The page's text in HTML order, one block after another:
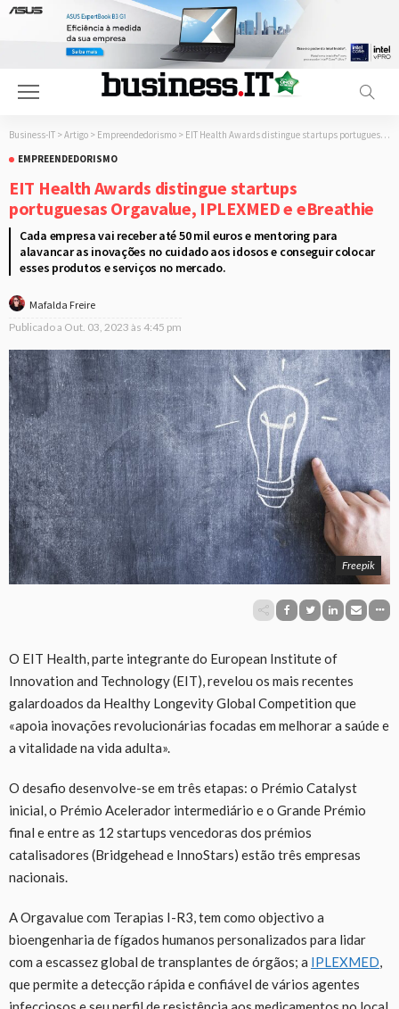
Business-IT > Artigo > Empreendedorismo > EIT Health Awards distingue startups portuguesas Orgavalue, IPLEXMED e eBreathie
EMPREENDEDORISMO
EIT Health Awards distingue startups
portuguesas Orgavalue, IPLEXMED e eBreathie
Cada empresa vai receber até 50 mil euros e mentoring para
alavancar as inovações no cuidado aos idosos e conseguir colocar
esses produtos e serviços no mercado.
Mafalda Freire
Publicado a Out. 03, 2023 às 4:45 pm
Freepik
O EIT Health, parte integrante do European Institute of
Innovation and Technology (EIT), revelou os mais recentes
galardoados da Healthy Longevity Global Competition que
«apoia inovações revolucionárias focadas em melhorar a saúde e
a vitalidade na vida adulta».
O desafio desenvolve-se em três etapas: o Prémio Catalyst
inicial, o Prémio Acelerador intermediário e o Grande Prémio
final e entre as 12 startups vencedoras dos prémios
catalisadores (Bridgehead e InnoStars) estão três empresas
nacionais.
A Orgavalue com Terapias I-R3, tem como objectivo a
bioengenharia de fígados humanos personalizados para lidar
com a escassez global de transplantes de órgãos; a IPLEXMED,
que permite a detecção rápida e confiável de vários agentes